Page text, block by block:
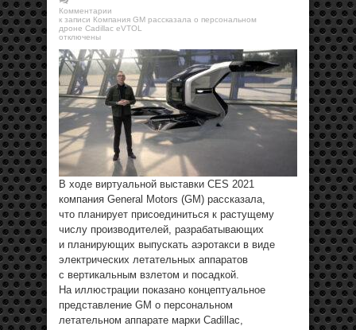
Комментарии
к записи Компания GM рассказала о персональном
дроне Cadillac eVTOL
отключены
В ходе виртуальной выставки CES 2021
компания General Motors (GM) рассказала,
что планирует присоединиться к растущему
числу производителей, разрабатывающих
и планирующих выпускать аэротакси в виде
электрических летательных аппаратов
с вертикальным взлетом и посадкой.
На иллюстрации показано концептуальное
представление GM о персональном
летательном аппарате марки Cadillac,